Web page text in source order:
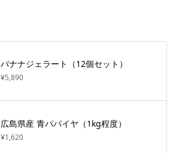
バナナジェラート（12個セット）
¥5,890
広島県産 青パパイヤ（1kg程度）
¥1,620